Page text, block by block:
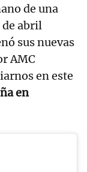
de una
de abril
sus nuevas
AMC
en este
en